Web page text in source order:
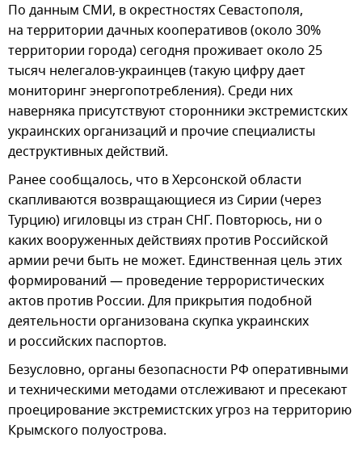
По данным СМИ, в окрестностях Севастополя,
на территории дачных кооперативов (около 30%
территории города) сегодня проживает около 25
тысяч нелегалов-украинцев (такую цифру дает
мониторинг энергопотребления). Среди них
наверняка присутствуют сторонники экстремистских
украинских организаций и прочие специалисты
деструктивных действий.
Ранее сообщалось, что в Херсонской области
скапливаются возвращающиеся из Сирии (через
Турцию) игиловцы из стран СНГ. Повторюсь, ни о
каких вооруженных действиях против Российской
армии речи быть не может. Единственная цель этих
формирований — проведение террористических
актов против России. Для прикрытия подобной
деятельности организована скупка украинских
и российских паспортов.
Безусловно, органы безопасности РФ оперативными
и техническими методами отслеживают и пресекают
проецирование экстремистских угроз на территорию
Крымского полуострова.